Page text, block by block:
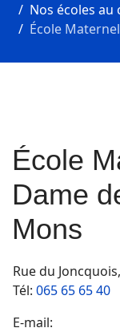
Nos écoles
École
École
Dame
Mons
Rue du
Tél: 065 65 65 40
E-mail: